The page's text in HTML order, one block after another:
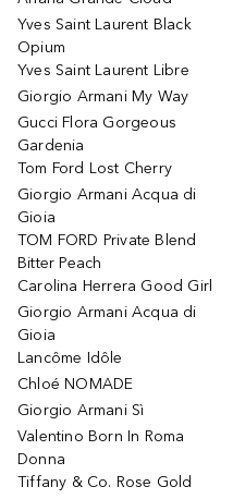
Yves Saint Laurent Black
Opium
Yves Saint Laurent Libre
Giorgio Armani My Way
Gucci Flora Gorgeous
Gardenia
Tom Ford Lost Cherry
Giorgio Armani Acqua di
Gioia
TOM FORD Private Blend
Bitter Peach
Carolina Herrera Good Girl
Giorgio Armani Acqua di
Gioia
Lancôme Idôle
Chloé NOMADE
Giorgio Armani Sì
Valentino Born In Roma
Donna
Tiffany & Co. Rose Gold